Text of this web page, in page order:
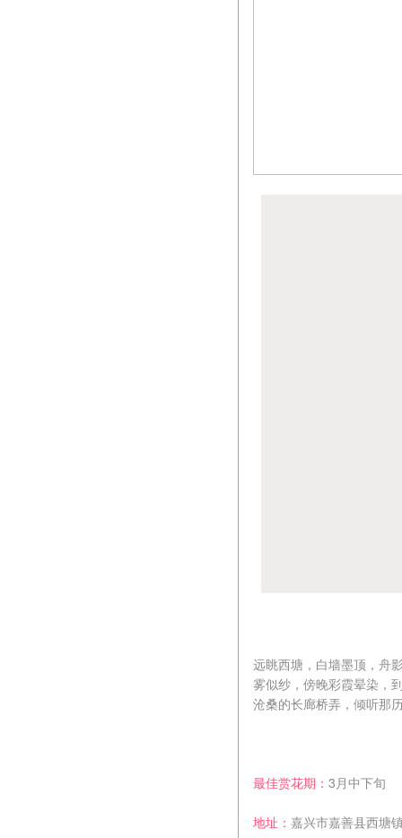
远眺西塘，白墙墨顶，舟
雾似纱，傍晚彩霞晕染，
沧桑的长廊桥弄，倾听
最佳赏花期： 3月中下旬
地址： 嘉兴市嘉善县西塘